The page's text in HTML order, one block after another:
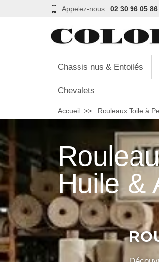
Appelez-nous : 02 30 96 05 86
Chassis nus & Entoilés
Chevalets
Accueil Rouleaux Toile à
Huile &